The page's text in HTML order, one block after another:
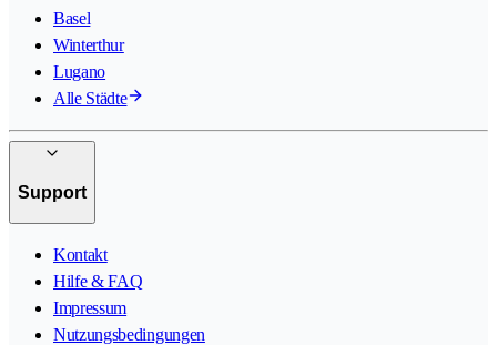
Basel
Winterthur
Lugano
Alle Städte
Support
Kontakt
Hilfe & FAQ
Impressum
Nutzungsbedingungen